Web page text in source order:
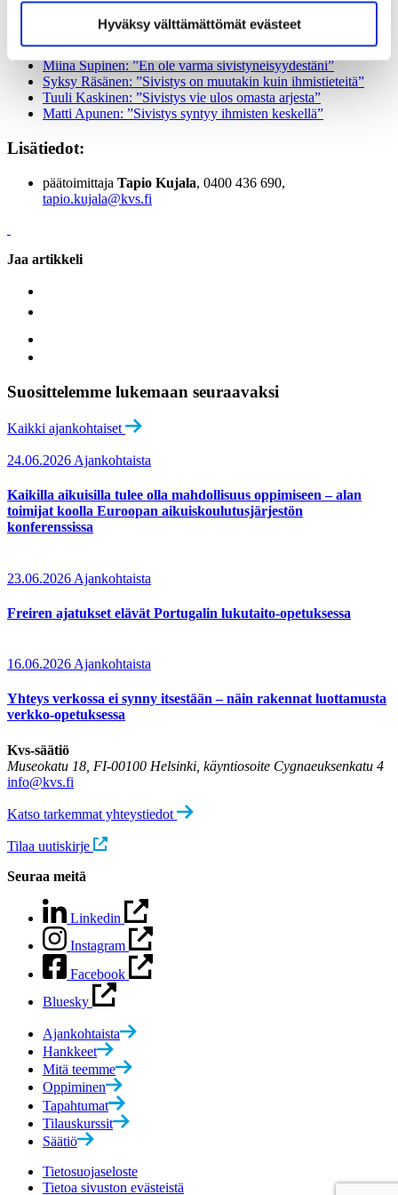
Hyväksy välttämättömät evästeet
Miina Supinen: ”En ole varma sivistyneisyydestäni”
Syksy Räsänen: ”Sivistys on muutakin kuin ihmistieteitä”
Tuuli Kaskinen: ”Sivistys vie ulos omasta arjesta”
Matti Apunen: ”Sivistys syntyy ihmisten keskellä”
Lisätiedot:
päätoimittaja Tapio Kujala, 0400 436 690,
tapio.kujala@kvs.fi
Jaa artikkeli
Suosittelemme lukemaan seuraavaksi
Kaikki ajankohtaiset
24.06.2026 Ajankohtaista
Kaikilla aikuisilla tulee olla mahdollisuus oppimiseen – alan
toimijat koolla Euroopan aikuiskoulutusjärjestön
konferenssissa
23.06.2026 Ajankohtaista
Freiren ajatukset elävät Portugalin lukutaito-opetuksessa
16.06.2026 Ajankohtaista
Yhteys verkossa ei synny itsestään – näin rakennat luottamusta
verkko-opetuksessa
Kvs-säätiö
Museokatu 18, FI-00100 Helsinki, käyntiosoite Cygnaeuksenkatu 4
info@kvs.fi
Katso tarkemmat yhteystiedot
Tilaa uutiskirje
Seuraa meitä
Linkedin
Instagram
Facebook
Bluesky
Ajankohtaista
Hankkeet
Mitä teemme
Oppiminen
Tapahtumat
Tilauskurssit
Säätiö
Tietosuojaseloste
Tietoa sivuston evästeistä